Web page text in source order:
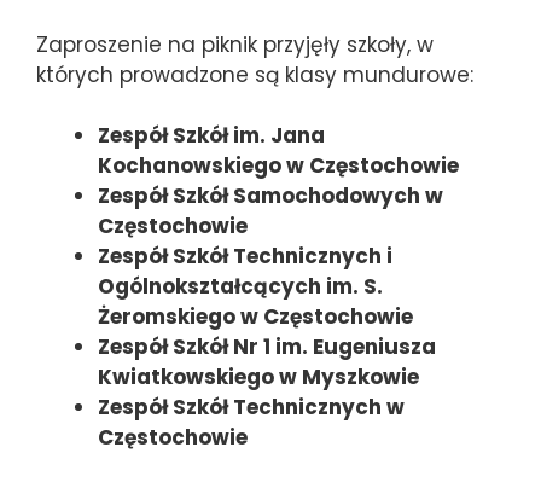
Zaproszenie na piknik przyjęły szkoły, w
których prowadzone są klasy mundurowe:
Zespół Szkół im. Jana
Kochanowskiego w Częstochowie
Zespół Szkół Samochodowych w
Częstochowie
Zespół Szkół Technicznych i
Ogólnokształcących im. S.
Żeromskiego w Częstochowie
Zespół Szkół Nr 1 im. Eugeniusza
Kwiatkowskiego w Myszkowie
Zespół Szkół Technicznych w
Częstochowie